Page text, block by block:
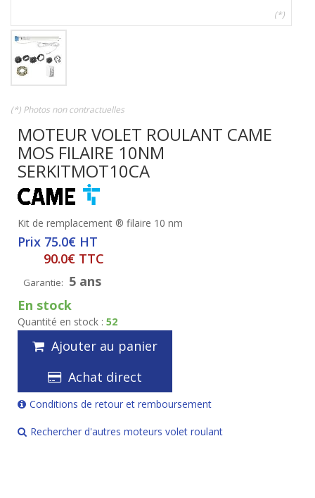
(*)
(*) Photos non contractuelles
MOTEUR VOLET ROULANT CAME
MOS FILAIRE 10NM
SERKITMOT10CA
Kit de remplacement ® filaire 10 nm
Prix 75.0€ HT
90.0€ TTC
Garantie: 5 ans
En stock
Quantité en stock : 52
Ajouter au panier
Achat direct
Conditions de retour et remboursement
Rechercher d'autres moteurs volet roulant